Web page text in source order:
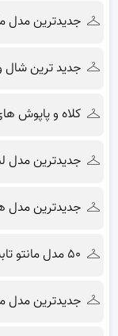
جدیدترین مدل
جدید ترین شال و
کلاه و پاپوش
جدیدترین مدل
جدیدترین مدل ها
۵۰ مدل مانتو تابستانی زیبا و شیک ۲۰۲۲
جدیدترین مدل مانتو